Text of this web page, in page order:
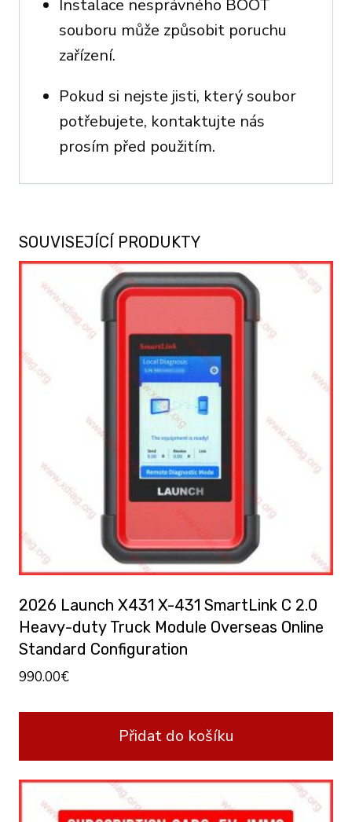
Instalace nesprávného BOOT
souboru může způsobit poruchu
zařízení.
Pokud si nejste jisti, který soubor
potřebujete, kontaktujte nás
prosím před použitím.
SOUVISEJÍCÍ PRODUKTY
2026 Launch X431 X-431 SmartLink C 2.0
Heavy-duty Truck Module Overseas Online
Standard Configuration
990.00€
Přidat do košíku